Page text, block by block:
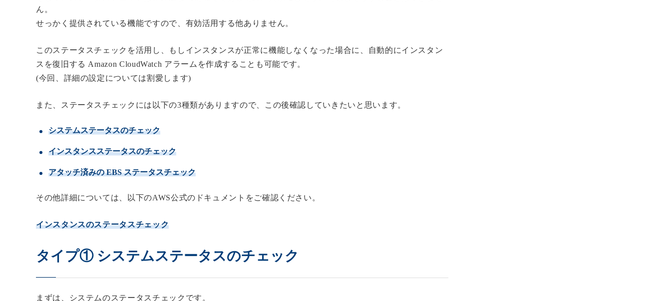
ん。
せっかく提供されている機能ですので、有効活用する他ありません。
このステータスチェックを活用し、もしインスタンスが正常に機能しなくなった場合に、自動的にインスタン
スを復旧する Amazon CloudWatch アラームを作成することも可能です。
(今回、詳細の設定については割愛します)
また、ステータスチェックには以下の3種類がありますので、この後確認していきたいと思います。
システムステータスのチェック
インスタンスステータスのチェック
アタッチ済みの EBS ステータスチェック
その他詳細については、以下のAWS公式のドキュメントをご確認ください。
インスタンスのステータスチェック
タイプ① システムステータスのチェック
まずは、システムのステータスチェックです。